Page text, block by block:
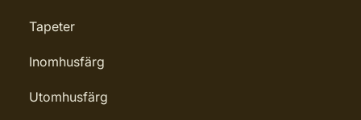
Tapeter
Inomhusfärg
Utomhusfärg